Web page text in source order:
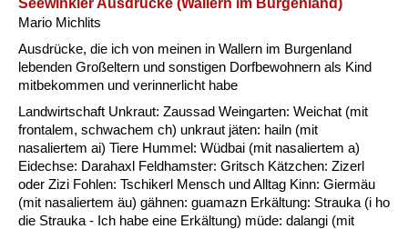
Natur und Landwirtschaft
Fluchen und Reden
Mensch, Tier und Alltag
Schmankerln und
Kulinarisches
Seewinkler Ausdrücke (Wallern im Burgenland)
Mario Michlits
Ausdrücke, die ich von meinen in Wallern im Burgenland
lebenden Großeltern und sonstigen Dorfbewohnern als Kind
mitbekommen und verinnerlicht habe
Landwirtschaft Unkraut: Zaussad Weingarten: Weichat (mit
frontalem, schwachem ch) unkraut jäten: hailn (mit
nasaliertem ai) Tiere Hummel: Wüdbai (mit nasaliertem a)
Eidechse: Darahaxl Feldhamster: Gritsch Kätzchen: Zizerl
oder Zizi Fohlen: Tschikerl Mensch und Alltag Kinn: Giermäu
(mit nasaliertem äu) gähnen: guamazn Erkältung: Strauka (i ho
die Strauka - Ich habe eine Erkältung) müde: dalangi (mit